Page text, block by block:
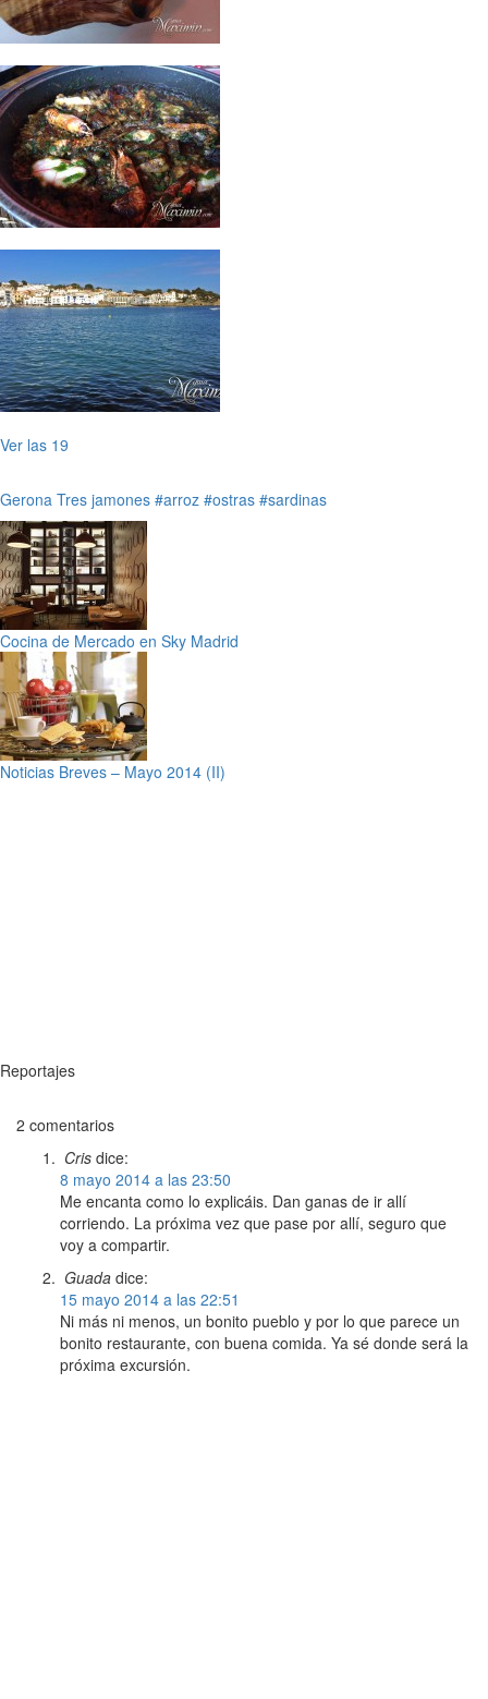
Ver las 19
Gerona Tres jamones #arroz #ostras #sardinas
Cocina de Mercado en Sky Madrid
Noticias Breves – Mayo 2014 (II)
Reportajes
2 comentarios
Cris dice:
8 mayo 2014 a las 23:50
Me encanta como lo explicáis. Dan ganas de ir allí
corriendo. La próxima vez que pase por allí, seguro que
voy a compartir.
Guada dice:
15 mayo 2014 a las 22:51
Ni más ni menos, un bonito pueblo y por lo que parece un
bonito restaurante, con buena comida. Ya sé donde será la
próxima excursión.